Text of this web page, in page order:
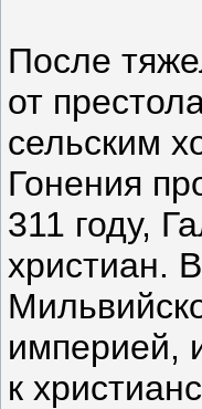
После
от
сельским
Гонения
311 году,
христиан.
империей,
к